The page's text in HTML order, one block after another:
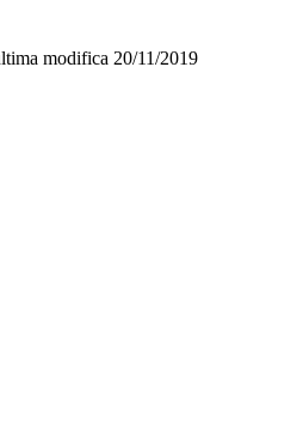
modifica 20/11/2019